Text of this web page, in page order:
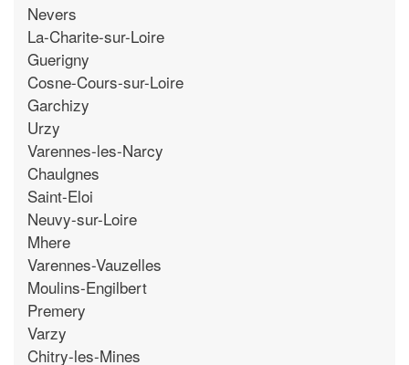
Nevers
La-Charite-sur-Loire
Guerigny
Cosne-Cours-sur-Loire
Garchizy
Urzy
Varennes-les-Narcy
Chaulgnes
Saint-Eloi
Neuvy-sur-Loire
Mhere
Varennes-Vauzelles
Moulins-Engilbert
Premery
Varzy
Chitry-les-Mines